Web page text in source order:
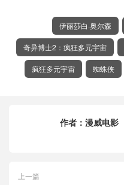
伊丽莎白·奥尔森
奇异博士2：疯狂多元宇宙
疯狂多元宇宙 蜘蛛侠
作者： 漫威电影
上一篇